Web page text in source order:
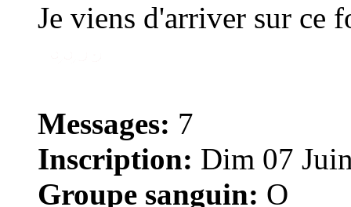
Je viens d'arriver sur ce
Messages: 7
Inscription: Dim 07
Groupe sanguin: O